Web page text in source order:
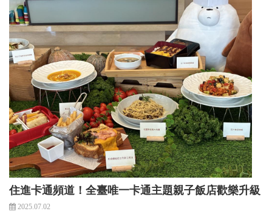
住進卡通頻道！全臺唯一卡通主題親子飯店歡樂升級
2025.07.02